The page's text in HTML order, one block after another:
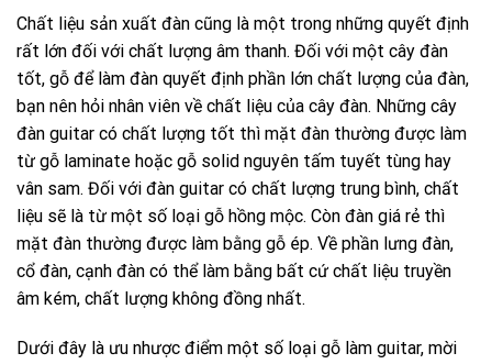
Chất liệu sản xuất đàn cũng là một trong những quyết định
rất lớn đối với chất lượng âm thanh. Đối với một cây đàn
tốt, gỗ để làm đàn quyết định phần lớn chất lượng của đàn,
bạn nên hỏi nhân viên về chất liệu của cây đàn. Những cây
đàn guitar có chất lượng tốt thì mặt đàn thường được làm
từ gỗ laminate hoặc gỗ solid nguyên tấm tuyết tùng hay
vân sam. Đối với đàn guitar có chất lượng trung bình, chất
liệu sẽ là từ một số loại gỗ hồng mộc. Còn đàn giá rẻ thì
mặt đàn thường được làm bằng gỗ ép. Về phần lưng đàn,
cổ đàn, cạnh đàn có thể làm bằng bất cứ chất liệu truyền
âm kém, chất lượng không đồng nhất.
Dưới đây là ưu nhược điểm một số loại gỗ làm guitar, mời